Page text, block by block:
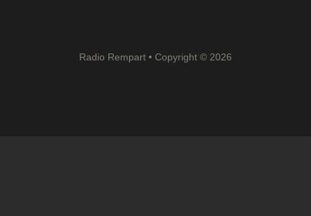
Radio Rempart • Copyright © 2026